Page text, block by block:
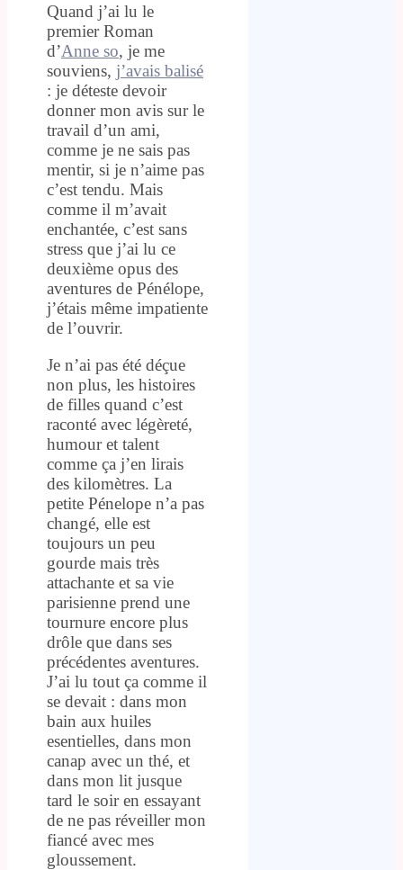
Quand j’ai lu le
premier Roman
d’Anne so, je me
souviens, j’avais balisé
: je déteste devoir
donner mon avis sur le
travail d’un ami,
comme je ne sais pas
mentir, si je n’aime pas
c’est tendu. Mais
comme il m’avait
enchantée, c’est sans
stress que j’ai lu ce
deuxième opus des
aventures de Pénélope,
j’étais même impatiente
de l’ouvrir.
Je n’ai pas été déçue
non plus, les histoires
de filles quand c’est
raconté avec légèreté,
humour et talent
comme ça j’en lirais
des kilomètres. La
petite Pénelope n’a pas
changé, elle est
toujours un peu
gourde mais très
attachante et sa vie
parisienne prend une
tournure encore plus
drôle que dans ses
précédentes aventures.
J’ai lu tout ça comme il
se devait : dans mon
bain aux huiles
esentielles, dans mon
canap avec un thé, et
dans mon lit jusque
tard le soir en essayant
de ne pas réveiller mon
fiancé avec mes
gloussement.